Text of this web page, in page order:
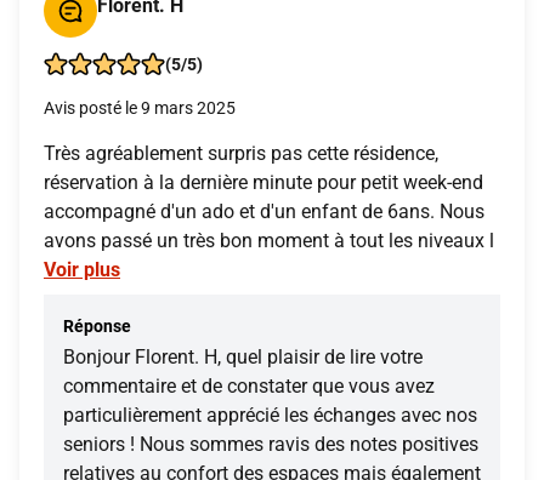
Florent. H
(5/5)
Avis posté le 9 mars 2025
Très agréablement surpris pas cette résidence,
réservation à la dernière minute pour petit week-end
accompagné d'un ado et d'un enfant de 6ans. Nous
avons passé un très bon moment à tout les niveaux l
Voir plus
Réponse
Bonjour Florent. H, quel plaisir de lire votre
commentaire et de constater que vous avez
particulièrement apprécié les échanges avec nos
seniors ! Nous sommes ravis des notes positives
relatives au confort des espaces mais également